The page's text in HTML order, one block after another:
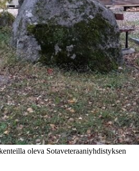
oleva Sotaveteraaniyhdistyksen